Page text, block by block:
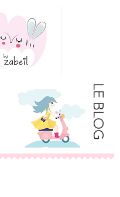
LE BLOG